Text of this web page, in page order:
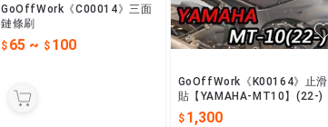
GoOffWork《C00014》三面
鏈條刷
65 ~ 100
GoOffWork《K00164》止滑
貼【YAMAHA-MT10】(22-)
1,300